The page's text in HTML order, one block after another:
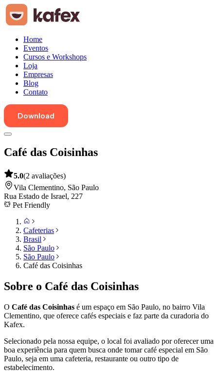
Home
Eventos
Cursos e Workshops
Loja
Empresas
Blog
Contato
Download
Café das Coisinhas
5.0(2 avaliações)
Vila Clementino, São Paulo
Rua Estado de Israel, 227
Pet Friendly
Cafeterias
Brasil
São Paulo
São Paulo
Café das Coisinhas
Sobre o Café das Coisinhas
O Café das Coisinhas é um espaço em São Paulo, no bairro Vila
Clementino, que oferece cafés especiais e faz parte da curadoria do
Kafex.
Selecionado pela nossa equipe, o local foi avaliado por oferecer uma
boa experiência para quem busca onde tomar café especial em São
Paulo, seja em uma cafeteria, restaurante ou outro tipo de
estabelecimento.